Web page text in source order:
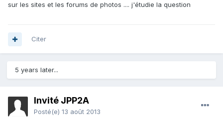
sur les sites et les forums de photos .... j'étudie la question
Citer
5 years later...
Invité JPP2A
Posté(e) 13 août 2013